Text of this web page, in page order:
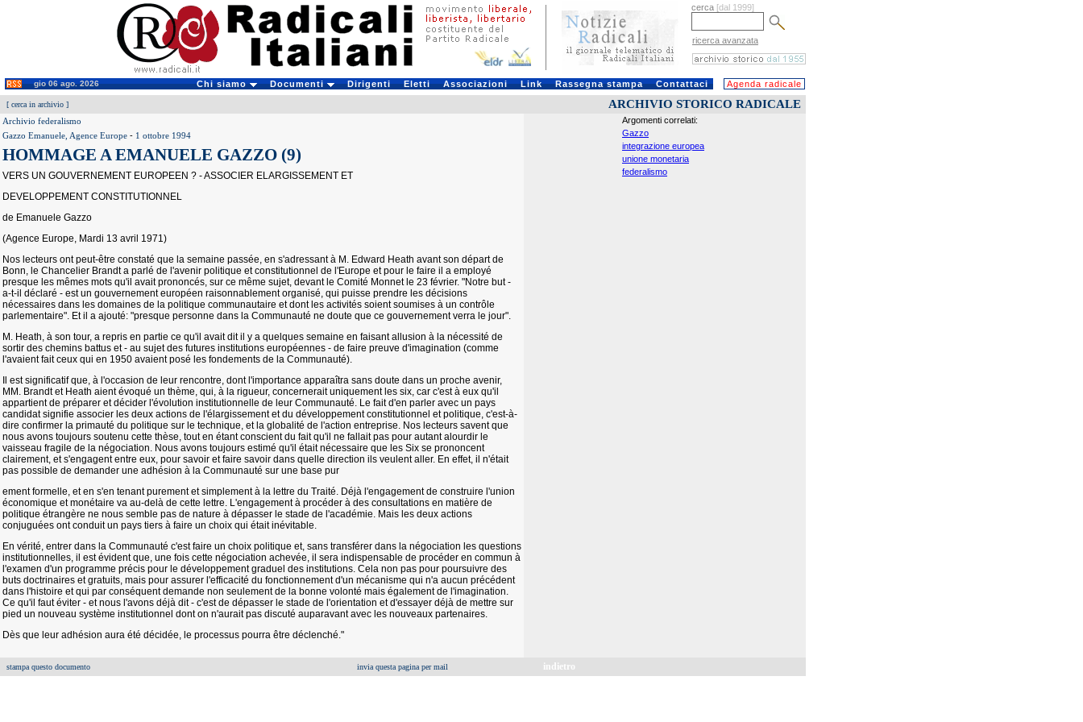
cerca [dal 1999]
ricerca avanzata
gio 06 ago. 2026 Chi siamo Documenti Dirigenti Eletti Associazioni Link Rassegna stampa Contattaci Agenda radicale
[ cerca in archivio ] ARCHIVIO STORICO RADICALE
Archivio federalismo
Gazzo Emanuele, Agence Europe - 1 ottobre 1994
HOMMAGE A EMANUELE GAZZO (9)
VERS UN GOUVERNEMENT EUROPEEN ? - ASSOCIER ELARGISSEMENT ET
DEVELOPPEMENT CONSTITUTIONNEL
de Emanuele Gazzo
(Agence Europe, Mardi 13 avril 1971)
Nos lecteurs ont peut-être constaté que la semaine passée, en s'adressant à M. Edward Heath avant son départ de
Bonn, le Chancelier Brandt a parlé de l'avenir politique et constitutionnel de l'Europe et pour le faire il a employé
presque les mêmes mots qu'il avait prononcés, sur ce même sujet, devant le Comité Monnet le 23 février. "Notre but -
a-t-il déclaré - est un gouvernement européen raisonnablement organisé, qui puisse prendre les décisions
nécessaires dans les domaines de la politique communautaire et dont les activités soient soumises à un contrôle
parlementaire". Et il a ajouté: "presque personne dans la Communauté ne doute que ce gouvernement verra le jour".
M. Heath, à son tour, a repris en partie ce qu'il avait dit il y a quelques semaine en faisant allusion à la nécessité de
sortir des chemins battus et - au sujet des futures institutions européennes - de faire preuve d'imagination (comme
l'avaient fait ceux qui en 1950 avaient posé les fondements de la Communauté).
Il est significatif que, à l'occasion de leur rencontre, dont l'importance apparaîtra sans doute dans un proche avenir,
MM. Brandt et Heath aient évoqué un thème, qui, à la rigueur, concernerait uniquement les six, car c'est à eux qu'il
appartient de préparer et décider l'évolution institutionnelle de leur Communauté. Le fait d'en parler avec un pays
candidat signifie associer les deux actions de l'élargissement et du développement constitutionnel et politique, c'est-à-
dire confirmer la primauté du politique sur le technique, et la globalité de l'action entreprise. Nos lecteurs savent que
nous avons toujours soutenu cette thèse, tout en étant conscient du fait qu'il ne fallait pas pour autant alourdir le
vaisseau fragile de la négociation. Nous avons toujours estimé qu'il était nécessaire que les Six se prononcent
clairement, et s'engagent entre eux, pour savoir et faire savoir dans quelle direction ils veulent aller. En effet, il n'était
pas possible de demander une adhésion à la Communauté sur une base pur
ement formelle, et en s'en tenant purement et simplement à la lettre du Traité. Déjà l'engagement de construire l'union
économique et monétaire va au-delà de cette lettre. L'engagement à procéder à des consultations en matière de
politique étrangère ne nous semble pas de nature à dépasser le stade de l'académie. Mais les deux actions
conjuguées ont conduit un pays tiers à faire un choix qui était inévitable.
En vérité, entrer dans la Communauté c'est faire un choix politique et, sans transférer dans la négociation les questions
institutionnelles, il est évident que, une fois cette négociation achevée, il sera indispensable de procéder en commun à
l'examen d'un programme précis pour le développement graduel des institutions. Cela non pas pour poursuivre des
buts doctrinaires et gratuits, mais pour assurer l'efficacité du fonctionnement d'un mécanisme qui n'a aucun précédent
dans l'histoire et qui par conséquent demande non seulement de la bonne volonté mais également de l'imagination.
Ce qu'il faut éviter - et nous l'avons déjà dit - c'est de dépasser le stade de l'orientation et d'essayer déjà de mettre sur
pied un nouveau système institutionnel dont on n'aurait pas discuté auparavant avec les nouveaux partenaires.
Dès que leur adhésion aura été décidée, le processus pourra être déclenché."
Argomenti correlati:
Gazzo
integrazione europea
unione monetaria
federalismo
stampa questo documento invia questa pagina per mail indietro